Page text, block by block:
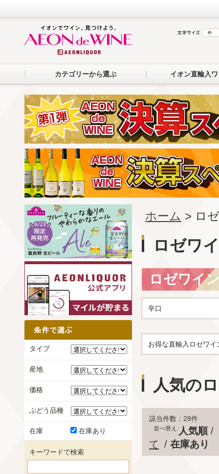
カテゴリーから選ぶ イオン直輸入
ホーム > ロ
ロゼワ
ロゼワイ
辛口
お得な直輸入ロゼワイ
人気の
該当件数：28件
並べ替え: 人気順 /
て / 在庫あり
タイプ
産地
価格
ぶどう品種
在庫 在庫あり
キーワードで検索